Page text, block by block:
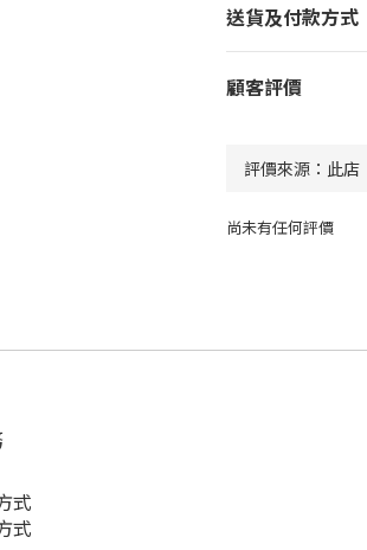
送貨及付款方式
顧客評價
尚未有任何評價
式
式